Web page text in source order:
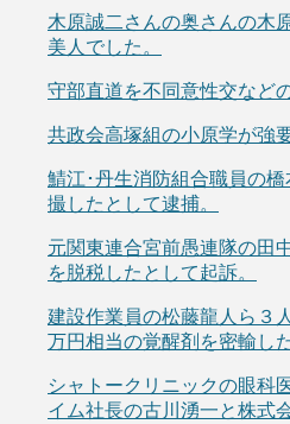
木原誠二さんの奥さんの木
美人でした。
守部直道を不同意性交など
共政会高塚組の小原学が強
鯖江･丹生消防組合職員の
撮したとして逮捕。
元関東連合宮前愚連隊の田
を脱税したとして起訴。
建設作業員の松藤龍人ら３
万円相当の覚醒剤を密輸し
シャトークリニックの眼科
イム社長の古川湧一と株式